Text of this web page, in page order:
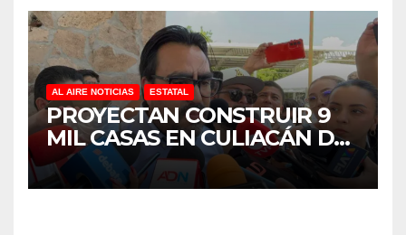
AL AIRE NOTICIAS ESTATAL
PROYECTAN CONSTRUIR 9
MIL CASAS EN CULIACÁN DEL
PROGRAMA VIVIENDAS DEL
BIENESTAR